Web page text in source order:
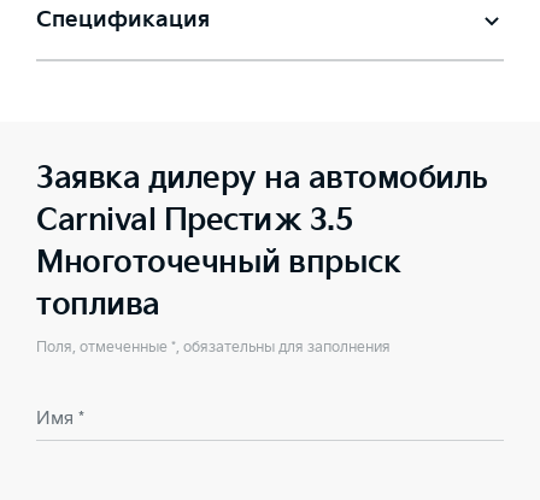
Спецификация
Заявка дилеру на автомобиль
Carnival Престиж 3.5
Многоточечный впрыск
топлива
Поля, отмеченные *, обязательны для заполнения
Имя *